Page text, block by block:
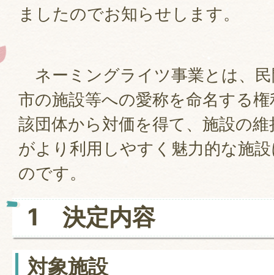
ましたのでお知らせします。
ネーミングライツ事業とは、
市の施設等への愛称を命名する
該団体から対価を得て、施設の
がより利用しやすく魅力的な施
のです。
1 決定内容
対象施設